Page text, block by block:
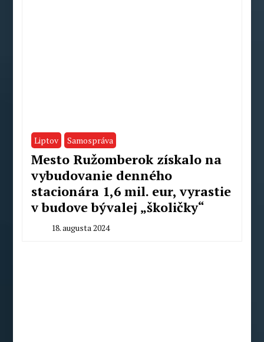
Liptov Samospráva
Mesto Ružomberok získalo na
vybudovanie denného
stacionára 1,6 mil. eur, vyrastie
v budove bývalej „školičky“
18. augusta 2024